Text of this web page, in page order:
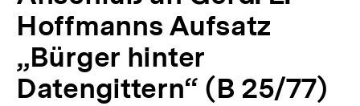
Hoffmanns Aufsatz
„Bürger hinter
Datengittern“ (B 25/77)